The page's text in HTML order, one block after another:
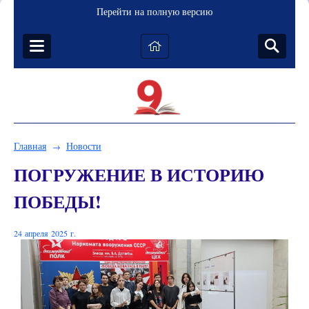
Перейти на полную версию
Главная → Новости
ПОГРУЖЕНИЕ В ИСТОРИЮ
ПОБЕДЫ!
24 апреля 2025 г.